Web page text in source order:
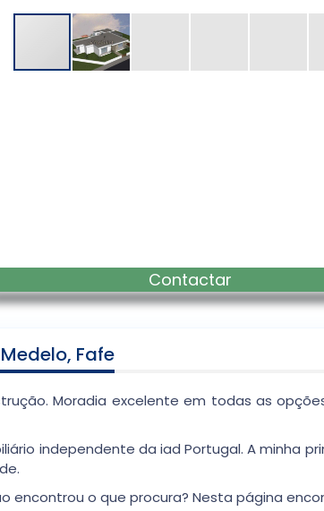
Contactar
Fafe
Moradia excelente em todas as
independente da iad Portugal. A minha
encontrou o que procura? Nesta página